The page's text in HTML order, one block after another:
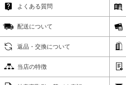
よくある質問
配送について
返品・交換について
当店の特徴